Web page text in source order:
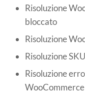
Risoluzione
bloccato
Risoluzione
Risoluzione
Risoluzione
WooCommerce